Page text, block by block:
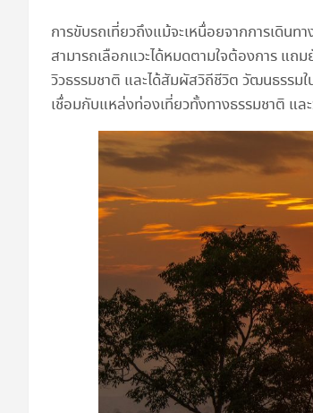
การขับรถเที่ยวถึงแม้จะเหนื่อยจากการเดินท
สามารถเลือกแวะได้หมดตามใจต้องการ แถ
วิวธรรมชาติ และได้สัมผัสวิถีชีวิต วัฒนธรรม
เชื่อมกับแหล่งท่องเที่ยวทั้งทางธรรมชาติ แล